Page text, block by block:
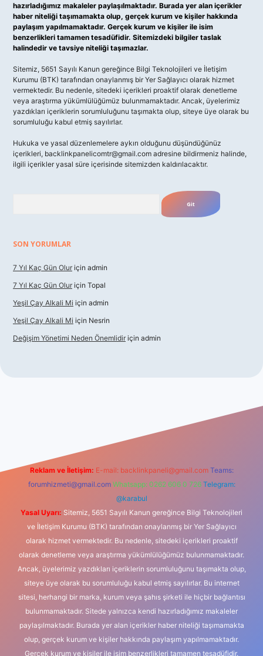
hazırladığımız makaleler paylaşılmaktadır. Burada yer alan içerikler
haber niteliği taşımamakta olup, gerçek kurum ve kişiler hakkında
paylaşım yapılmamaktadır. Gerçek kurum ve kişiler ile isim
benzerlikleri tamamen tesadüfidir. Sitemizdeki bilgiler taslak
halindedir ve tavsiye niteliği taşımazlar.
Sitemiz, 5651 Sayılı Kanun gereğince Bilgi Teknolojileri ve İletişim
Kurumu (BTK) tarafından onaylanmış bir Yer Sağlayıcı olarak hizmet
vermektedir. Bu nedenle, sitedeki içerikleri proaktif olarak denetleme
veya araştırma yükümlülüğümüz bulunmamaktadır. Ancak, üyelerimiz
yazdıkları içeriklerin sorumluluğunu taşımakta olup, siteye üye olarak bu
sorumluluğu kabul etmiş sayılırlar.
Hukuka ve yasal düzenlemelere aykırı olduğunu düşündüğünüz
içerikleri, backlinkpanelicomtr@gmail.com adresine bildirmeniz halinde,
ilgili içerikler yasal süre içerisinde sitemizden kaldırılacaktır.
SON YORUMLAR
7 Yıl Kaç Gün Olur için admin
7 Yıl Kaç Gün Olur için Topal
Yeşil Çay Alkali Mi için admin
Yeşil Çay Alkali Mi için Nesrin
Değişim Yönetimi Neden Önemlidir için admin
Reklam ve İletişim: E-mail: backlinkpaneli@gmail.com Teams:
forumhizmeti@gmail.com Whatsapp: 0262 606 0 726 Telegram:
@karabul
Yasal Uyarı: Sitemiz, 5651 Sayılı Kanun gereğince Bilgi Teknolojileri
ve İletişim Kurumu (BTK) tarafından onaylanmış bir Yer Sağlayıcı
olarak hizmet vermektedir. Bu nedenle, sitedeki içerikleri proaktif
olarak denetleme veya araştırma yükümlülüğümüz bulunmamaktadır.
Ancak, üyelerimiz yazdıkları içeriklerin sorumluluğunu taşımakta olup,
siteye üye olarak bu sorumluluğu kabul etmiş sayılırlar. Bu internet
sitesi, herhangi bir marka, kurum veya şahıs şirketi ile hiçbir bağlantısı
bulunmamaktadır. Sitede yalnızca kendi hazırladığımız makaleler
paylaşılmaktadır. Burada yer alan içerikler haber niteliği taşımamakta
olup, gerçek kurum ve kişiler hakkında paylaşım yapılmamaktadır.
Gerçek kurum ve kişiler ile isim benzerlikleri tamamen tesadüfidir.